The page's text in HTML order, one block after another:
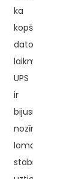
ka
kopš
datoru
laikmeta
UPS
ir
bijusi
nozīmīga
loma
stabilas,